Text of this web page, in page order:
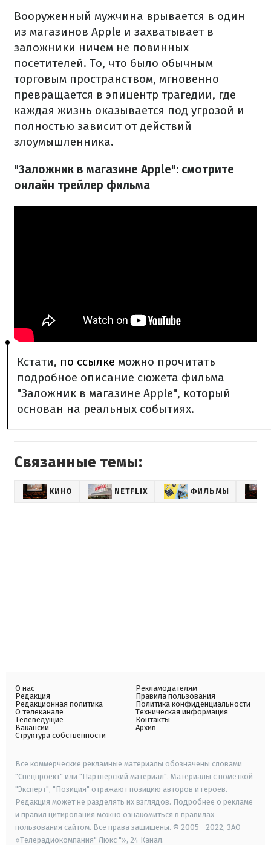
Вооруженный мужчина врывается в один
из магазинов Apple и захватывает в
заложники ничем не повинных
посетителей. То, что было обычным
торговым пространством, мгновенно
превращается в эпицентр трагедии, где
каждая жизнь оказывается под угрозой и
полностью зависит от действий
злоумышленника.
"Заложник в магазине Apple": смотрите
онлайн трейлер фильма
Кстати, по ссылке можно прочитать
подробное описание сюжета фильма
"Заложник в магазине Apple", который
основан на реальных событиях.
Связанные темы:
КИНО NETFLIX ФИЛЬМЫ
О нас
Редакция
Редакционная политика
О телеканале
Телеведущие
Вакансии
Структура собственности
Рекламодателям
Правила пользования
Политика конфиденциальности
Техническая информация
Контакты
Архив
Все коммерческие рекламные материалы обозначены словами
"Спецпроект" или "Партнерский материал". Материалы с пометкой
"Эксперт", "Позиция" отражают позицию авторов и героев.
Редакция может не разделять их взглядов. Подробнее о рекламе
и правил цитирования можно ознакомиться в правилах
пользования сайтом. Все права защищены. © 2005—2022, ЗАО
«Телерадиокомпания" Люкс "», 24 Канал.